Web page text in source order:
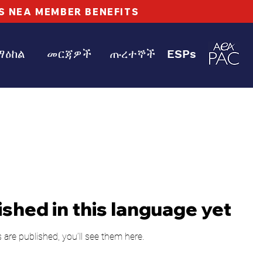
NEA MEMBER BENEFITS
መርጃዎች ጡረተኞች ESPs
in this language yet
published, you’ll see them here.